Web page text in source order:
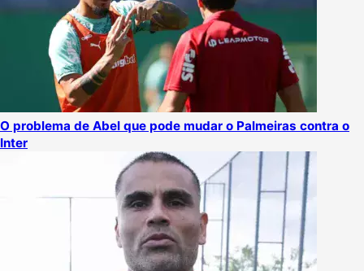
O problema de Abel que pode mudar o Palmeiras contra o
Inter